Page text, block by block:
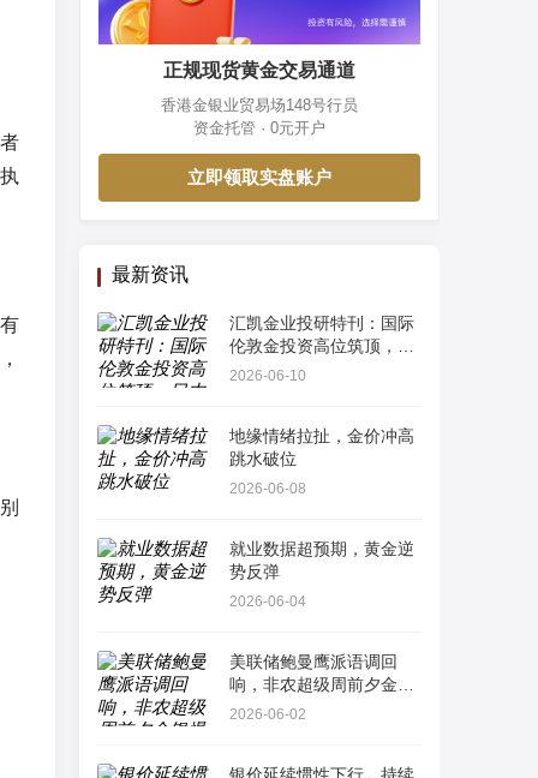
正规现货黄金交易通道
香港金银业贸易场148号行员
资金托管 · 0元开户
立即领取实盘账户
最新资讯
汇凯金业投研特刊：国际
伦敦金投资高位筑顶，日
内多空订单流算法解析
2026-06-10
地缘情绪拉扯，金价冲高
跳水破位
2026-06-08
就业数据超预期，黄金逆
势反弹
2026-06-04
美联储鲍曼鹰派语调回
响，非农超级周前夕金银
爆发“多头踩踏”
2026-06-02